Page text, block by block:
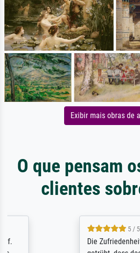
Exibir mais obras de
O que pensam
clientes
5 / 5
Die Zufriedenheit ist auch